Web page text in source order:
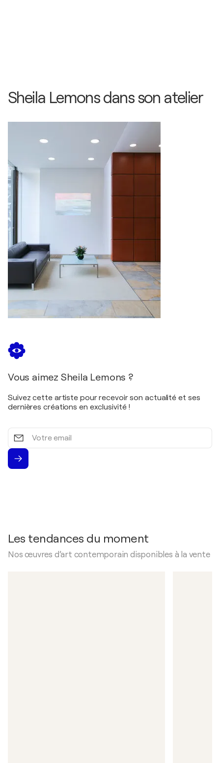
Sheila Lemons dans son atelier
Vous aimez Sheila Lemons ?
Suivez cette artiste pour recevoir son actualité et ses
dernières créations en exclusivité !
Votre
email
Les tendances du moment
Nos œuvres d’art contemporain disponibles à la vente